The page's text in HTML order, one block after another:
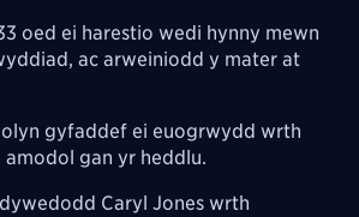
oed ei harestio wedi hynny mewn
ac arweiniodd y mater at
gyfaddef ei euogrwydd wrth
gan yr heddlu.
Caryl Jones wrth